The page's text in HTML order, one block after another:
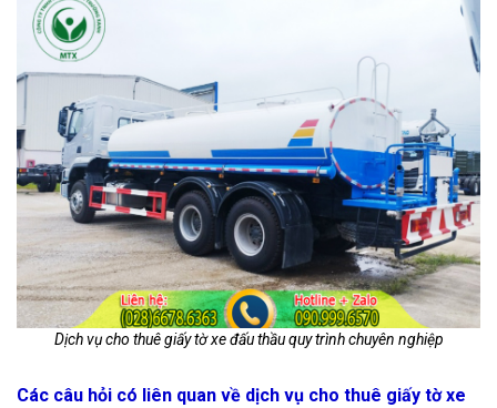
Dịch vụ cho thuê giấy tờ xe đấu thầu quy trình chuyên nghiệp
Các câu hỏi có liên quan về dịch vụ cho thuê giấy tờ xe